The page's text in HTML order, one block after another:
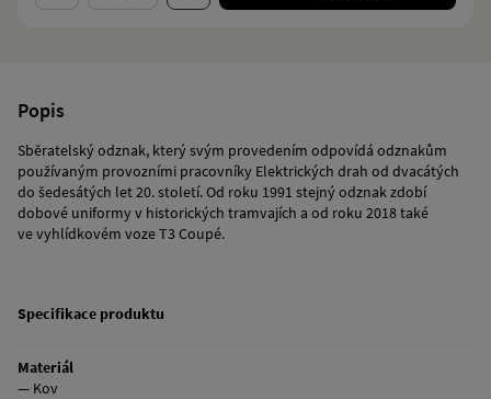
Popis
Sběratelský odznak, který svým provedením odpovídá odznakům
používaným provozními pracovníky Elektrických drah od dvacátých
do šedesátých let 20. století. Od roku 1991 stejný odznak zdobí
dobové uniformy v historických tramvajích a od roku 2018 také
ve vyhlídkovém voze T3 Coupé.
Specifikace produktu
Materiál
— Kov